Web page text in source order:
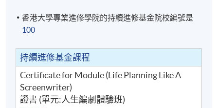
香港大學專業進修學院的持續進修基金院校編號是
100
持續進修基金課程
Certificate for Module (Life Planning Like A
Screenwriter)
證書 (單元:人生編劇體驗班)